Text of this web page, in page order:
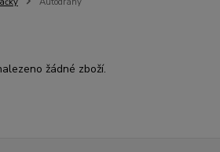
žádné zboží.